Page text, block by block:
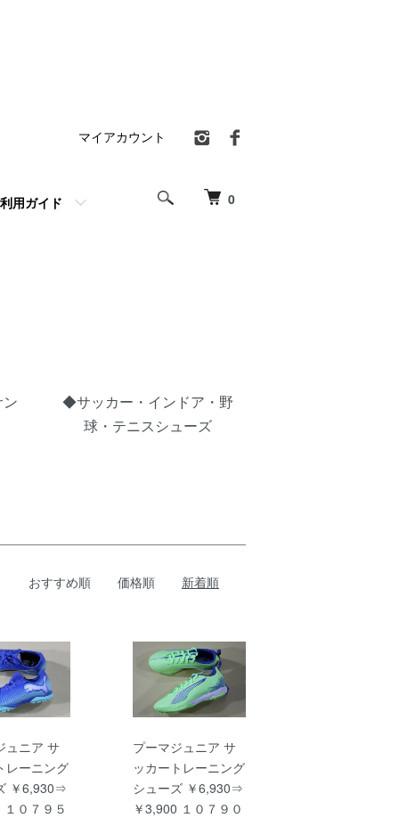
0
用ガイド
マイアカウント
◆サッカー・インドア・野
球・テニスシューズ
おすすめ順 価格順 新着順
ュニア サ
レーニング
￥6,930⇒
０７９５
プーマジュニア サ
ッカートレーニング
シューズ ￥6,930⇒
￥3,900 １０７９０